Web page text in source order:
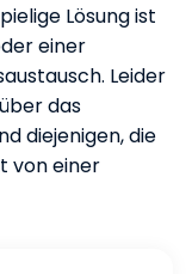
Lösung ist
einer
Leider
das
diejenigen, die
von einer